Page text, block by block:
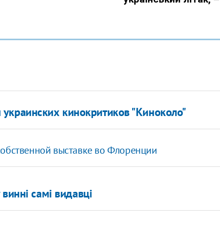
кинокритиков "Киноколо"
выставке во Флоренции
самі видавці